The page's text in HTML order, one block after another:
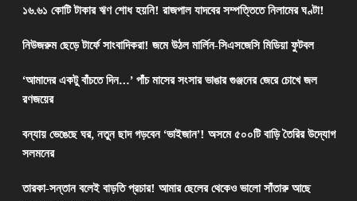
১৬.৬১ কোটি টাকার ঋণ শোধ হয়নি! রাজপাল যাদবের সম্পত্তিতে নিলামের ঘণ্টা!
নিউজরুম ছেড়ে টার্ফে সাংবাদিকরা! জমে উঠল মার্লিন-সিএসজেসি মিডিয়া ফুটবল
‘আমাদের একটু বাঁচতে দিন…’ পাঁচ মাসের সংসার ভাঙার গুঞ্জনের জেরে চোখে জল
রণজয়ের
বন্যায় ভেঙেছে ঘর, নতুন ছাদ গড়বেন ‘ভাইজান’! অসমে ৫০০টি বাড়ি তৈরির উদ্যোগ
সলমনের
তারকা-সন্তান বলেই বাড়তি প্রচার! আমার ছেলের থেকেও ভালো সাঁতারু আছে